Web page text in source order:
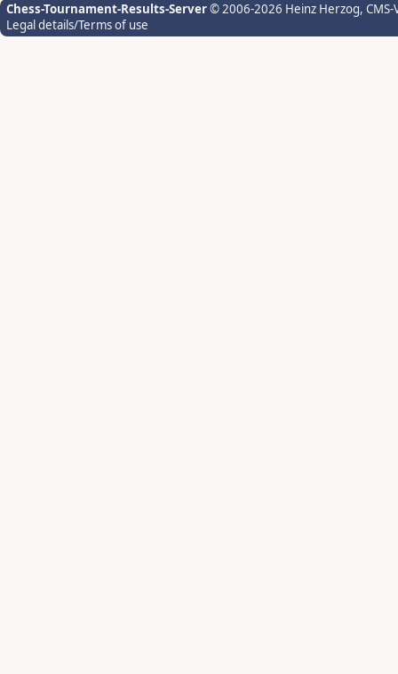
Chess-Tournament-Results-Server© 2006-2026 Heinz Herzog,
Legal details/Terms of use